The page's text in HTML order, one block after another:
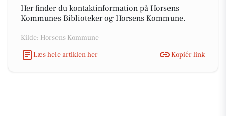
Her finder du kontaktinformation på Horsens
Kommunes Biblioteker og Horsens Kommune.
Kilde: Horsens Kommune
Læs hele artiklen her
Kopiér link